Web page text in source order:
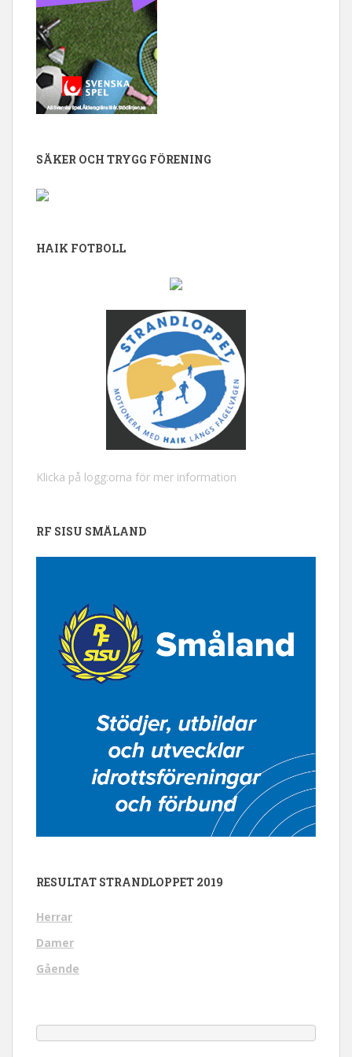
SÄKER OCH TRYGG FÖRENING
HAIK FOTBOLL
Klicka på logg:orna för mer information
RF SISU SMÅLAND
RESULTAT STRANDLOPPET 2019
Herrar
Damer
Gående